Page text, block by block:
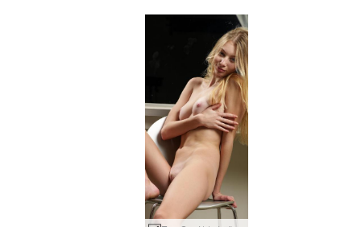
Eva S. 거북이 팬티 #108